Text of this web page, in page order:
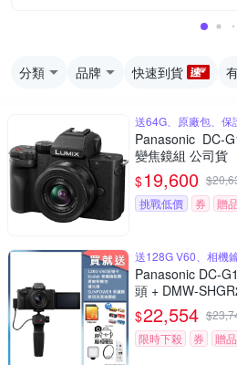
分類 品牌 快速到貨
送64G、原廠包、保
Panasonic DC-
變焦鏡組 公司貨
$19,600 $
挑戰低價
券 贈品
送128G V60、相機
Panasonic DC-
頭 + DMW-
$22,554 $
限時下殺
券 贈品